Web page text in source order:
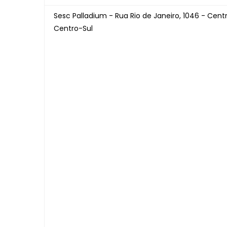
Sesc Palladium - Rua Rio de Janeiro, 1046 -
Centro-Sul